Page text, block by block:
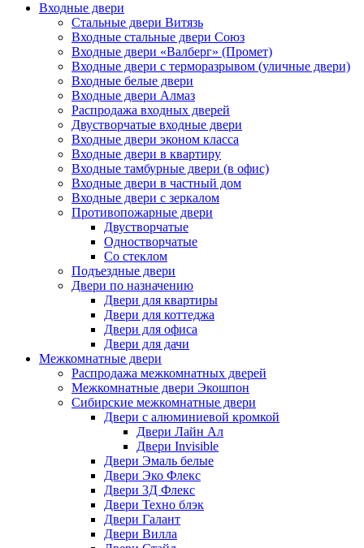
Входные двери
Стальные двери Витязь
Входные стальные двери Союз
Входные двери «Валберг» (Промет)
Входные двери с терморазрывом (уличные двери)
Входные белые двери
Входные двери Алмаз
Распродажа входных дверей
Двустворчатые входные двери
Входные двери эконом класса
Входные двери в квартиру
Входные тамбурные двери (в офис)
Входные двери в частный дом
Входные двери с зеркалом
Противопожарные двери
Двустворчатые
Одностворчатые
Со стеклом
Подъездные двери
Двери по назначению
Двери для квартиры
Двери для коттеджа
Двери для офиса
Двери для дачи
Межкомнатные двери
Распродажа межкомнатных дверей
Межкомнатные двери Экошпон
Сибирские межкомнатные двери
Двери с алюминиевой кромкой
Двери Лайн Ал
Двери Invisible
Двери Эмаль белые
Двери Эко Флекс
Двери 3Д Флекс
Двери Техно блэк
Двери Галант
Двери Вилла